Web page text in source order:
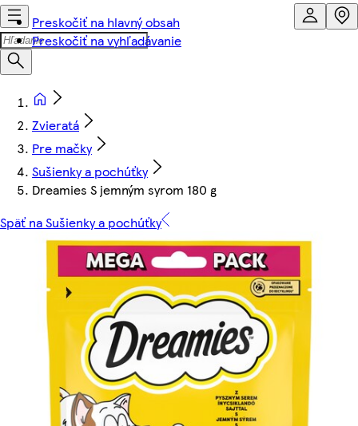
Preskočiť na hlavný obsah
Preskočiť na vyhľadávanie
Zvieratá
Pre mačky
Sušienky a pochúťky
Dreamies S jemným syrom 180 g
Späť na Sušienky a pochúťky